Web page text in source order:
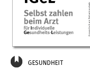
GESUNDHEIT